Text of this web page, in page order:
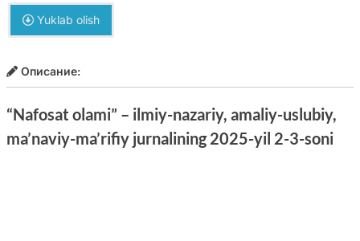
Yuklab olish
Описание:
“Nafosat olami” – ilmiy-nazariy, amaliy-uslubiy,
ma’naviy-ma’rifiy jurnalining 2025-yil 2-3-soni